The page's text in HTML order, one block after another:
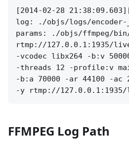
[2014-02-28
log: ./objs/logs/
params: ./objs/ffmpeg/
rtmp://127.0.0.1:1935/
-vcodec libx264 -b:v
-threads 12 -profile:v
-b:a 70000 -ar 44100 -
FFMPEG Log Path